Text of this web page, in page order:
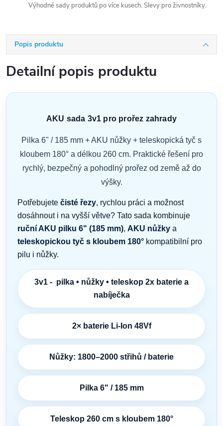
Výhodné sady produktů po více kusech. Slevy pro živnostníky.
Popis produktu
Detailní popis produktu
AKU sada 3v1 pro prořez zahrady
Pilka 6" / 185 mm + AKU nůžky + teleskopická tyč s
kloubem 180° a délkou 260 cm. Praktické řešení pro
rychlý, bezpečný a pohodlný prořez od země až do
výšky.
Potřebujete čisté řezy, rychlou práci a možnost
dosáhnout i na vyšší větve? Tato sada kombinuje
ruční AKU pilku 6" (185 mm), AKU nůžky a
teleskopickou tyč s kloubem 180° kompatibilní pro
pilu i nůžky.
3v1 - pilka • nůžky • teleskop 2x baterie a
nabíječka
2× baterie Li-Ion 48Vf
Nůžky: 1800–2000 střihů / baterie
Pilka 6" / 185 mm
Teleskop 260 cm s kloubem 180°